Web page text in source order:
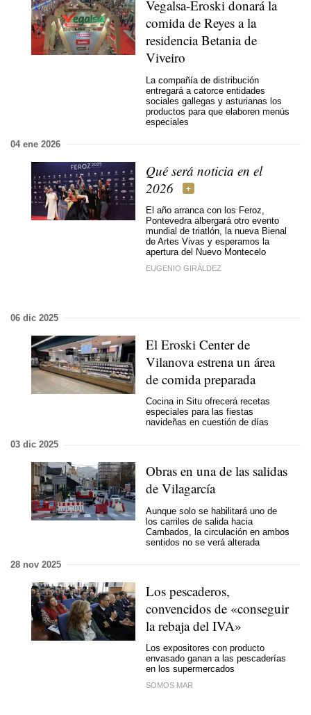
Vegalsa-Eroski donará la
comida de Reyes a la
residencia Betania de
Viveiro
La compañía de distribución
entregará a catorce entidades
sociales gallegas y asturianas los
productos para que elaboren menús
especiales
04 ene 2026
Qué será noticia en el
2026
El año arranca con los Feroz,
Pontevedra albergará otro evento
mundial de triatlón, la nueva Bienal
de Artes Vivas y esperamos la
apertura del Nuevo Montecelo
EUGENIO GIRÁLDEZ
06 dic 2025
El Eroski Center de
Vilanova estrena un área
de comida preparada
Cocina in Situ ofrecerá recetas
especiales para las fiestas
navideñas en cuestión de días
03 dic 2025
Obras en una de las salidas
de Vilagarcía
Aunque solo se habilitará uno de
los carriles de salida hacia
Cambados, la circulación en ambos
sentidos no se verá alterada
28 nov 2025
Los pescaderos,
convencidos de «conseguir
la rebaja del IVA»
Los expositores con producto
envasado ganan a las pescaderías
en los supermercados
SOMOS MAR